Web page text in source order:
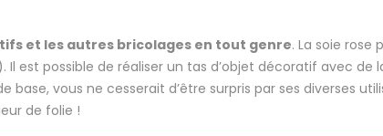
et les autres bricolages en tout genre. La soie
Il est possible de réaliser un tas d’objet décoratif avec
vous ne cesserait d’être surpris par ses diverses
de folie !